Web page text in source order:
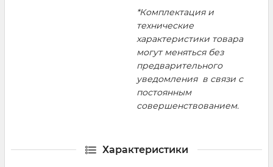
*Комплектация и
технические
характеристики товара
могут меняться без
предварительного
уведомления в связи с
постоянным
совершенствованием.
Характеристики